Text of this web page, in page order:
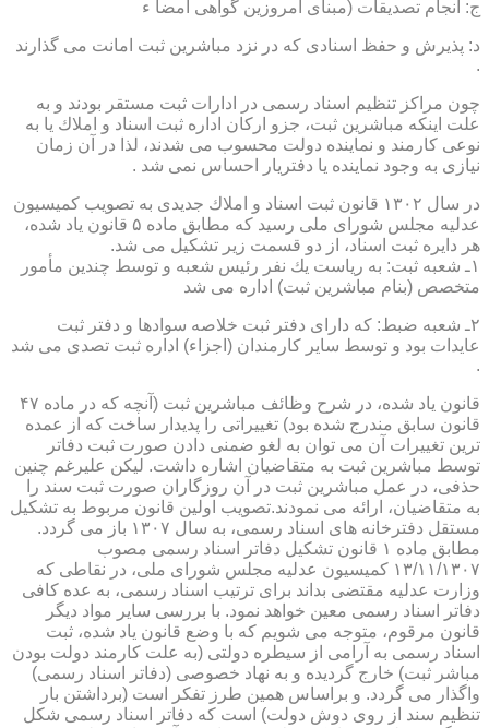
ج: انجام تصدیقات (مبنای امروزین گواهی امضا ء
د: پذیرش و حفظ اسنادی كه در نزد مباشرین ثبت امانت می گذارند
.
چون مراكز تنظیم اسناد رسمی در ادارات ثبت مستقر بودند و به
علت اینكه مباشرین ثبت، جزو اركان اداره ثبت اسناد و املاك یا به
نوعی كارمند و نماینده دولت محسوب می شدند، لذا در آن زمان
نیازی به وجود نماینده یا دفتریار احساس نمی شد .
در سال ۱۳۰۲ قانون ثبت اسناد و املاك جدیدی به تصویب كمیسیون
عدلیه مجلس شورای ملی رسید كه مطابق ماده ۵ قانون یاد شده،
هر دایره ثبت اسناد، از دو قسمت زیر تشكیل می شد.
۱ـ شعبه ثبت: به ریاست یك نفر رئیس شعبه و توسط چندین مأمور
متخصص (بنام مباشرین ثبت) اداره می شد
۲ـ شعبه ضبط: كه دارای دفتر ثبت خلاصه سوادها و دفتر ثبت
عایدات بود و توسط سایر كارمندان (اجزاء) اداره ثبت تصدی می شد
.
قانون یاد شده، در شرح وظائف مباشرین ثبت (آنچه كه در ماده ۴۷
قانون سابق مندرج شده بود) تغییراتی را پدیدار ساخت كه از عمده
ترین تغییرات آن می توان به لغو ضمنی دادن صورت ثبت دفاتر
توسط مباشرین ثبت به متقاضیان اشاره داشت. لیكن علیرغم چنین
حذفی، در عمل مباشرین ثبت در آن روزگاران صورت ثبت سند را
به متقاضیان، ارائه می نمودند.تصویب اولین قانون مربوط به تشكیل
مستقل دفترخانه های اسناد رسمی، به سال ۱۳۰۷ باز می گردد.
مطابق ماده ۱ قانون تشكیل دفاتر اسناد رسمی مصوب
۱۳/۱۱/۱۳۰۷ كمیسیون عدلیه مجلس شورای ملی، در نقاطی كه
وزارت عدلیه مقتضی بداند برای ترتیب اسناد رسمی، به عده كافی
دفاتر اسناد رسمی معین خواهد نمود. با بررسی سایر مواد دیگر
قانون مرقوم، متوجه می شویم كه با وضع قانون یاد شده، ثبت
اسناد رسمی به آرامی از سیطره دولتی (به علت كارمند دولت بودن
مباشر ثبت) خارج گردیده و به نهاد خصوصی (دفاتر اسناد رسمی)
واگذار می گردد. و براساس همین طرز تفكر است (برداشتن بار
تنظیم سند از روی دوش دولت) است كه دفاتر اسناد رسمی شكل